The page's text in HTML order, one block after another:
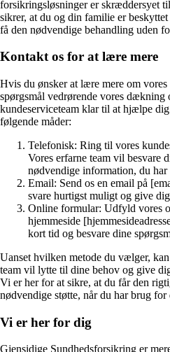
forsikringsløsninger er skræddersyet
sikrer, at du og din familie er
få den nødvendige behandling uden
Kontakt os for at lære mere
Hvis du ønsker at lære mere om
spørgsmål vedrørende vores dækning
kundeserviceteam klar til at hjælpe
følgende måder:
Telefonisk: Ring til vores
Vores erfarne team vil besvare
nødvendige information, du har
Email: Send os en email på
svare hurtigst muligt og give
Online formular: Udfyld vores
hjemmeside
kort tid og besvare dine
Uanset hvilken metode du vælger,
team vil lytte til dine behov og give
Vi er her for at sikre, at du får den
nødvendige støtte, når du har brug for
Vi er her for dig
Gjensidige Sundhedsforsikring er